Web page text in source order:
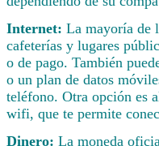
Internet: La mayoría de
cafeterías y lugares
o de pago. También
o un plan de datos
teléfono. Otra opción es
wifi, que te permite
Dinero: La moneda